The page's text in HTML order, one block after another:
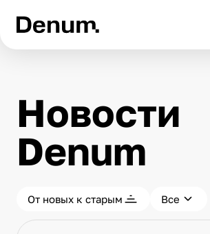
Новости
Denum
От новых к старым Все